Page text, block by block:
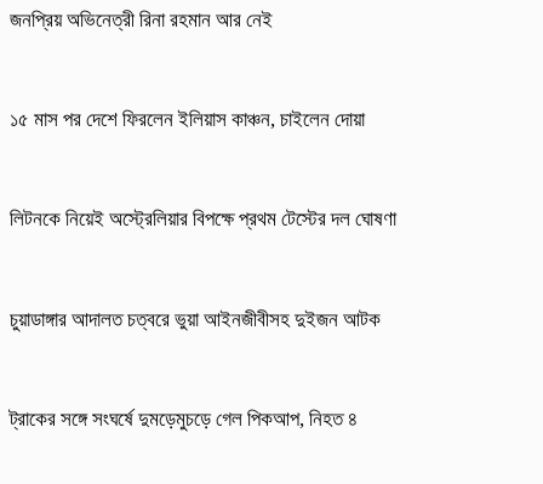
জনপ্রিয় অভিনেত্রী রিনা রহমান আর নেই
১৫ মাস পর দেশে ফিরলেন ইলিয়াস কাঞ্চন, চাইলেন দোয়া
লিটনকে নিয়েই অস্ট্রেলিয়ার বিপক্ষে প্রথম টেস্টের দল ঘোষণা
চুয়াডাঙ্গার আদালত চত্বরে ভুয়া আইনজীবীসহ দুইজন আটক
ট্রাকের সঙ্গে সংঘর্ষে দুমড়েমুচড়ে গেল পিকআপ, নিহত ৪